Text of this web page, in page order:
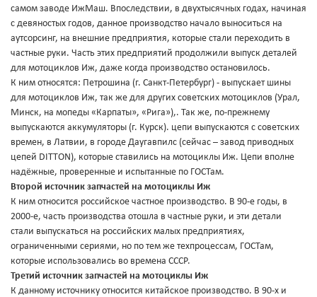
самом заводе ИжМаш. Впоследствии, в двухтысячных годах, начиная
с девяностых годов, данное производство начало выноситься на
аутсорсинг, на внешние предприятия, которые стали переходить в
частные руки. Часть этих предприятий продолжили выпуск деталей
для мотоциклов Иж, даже когда производство остановилось.
К ним относятся: Петрошина (г. Санкт-Петербург) - выпускает шины
для мотоциклов Иж, так же для других советских мотоциклов (Урал,
Минск, на мопеды «Карпаты», «Рига»),. Так же, по-прежнему
выпускаются аккумуляторы (г. Курск). цепи выпускаются с советских
времен, в Латвии, в городе Даугавпилс (сейчас – завод приводных
цепей DITTON), которые ставились на мотоциклы Иж. Цепи вполне
надёжные, проверенные и испытанные по ГОСТам.
Второй источник запчастей на мотоциклы Иж
К ним относится российское частное производство. В 90-е годы, в
2000-е, часть производства отошла в частные руки, и эти детали
стали выпускаться на российских малых предприятиях,
ограниченными сериями, но по тем же техпроцессам, ГОСТам,
которые использовались во времена СССР.
Третий источник запчастей на мотоциклы Иж
К данному источнику относится китайское производство. В 90-х и